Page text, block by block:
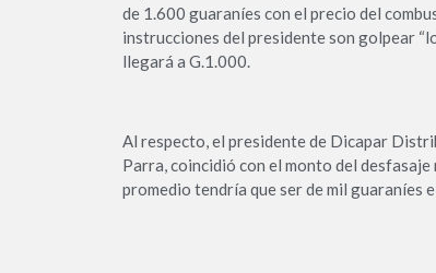
de 1.600 guaraníes con el precio del
instrucciones del presidente son golpear
llegará a G.1.000.
Al respecto, el presidente de Dicapar
Parra, coincidió con el monto del
promedio tendría que ser de mil guaraníes